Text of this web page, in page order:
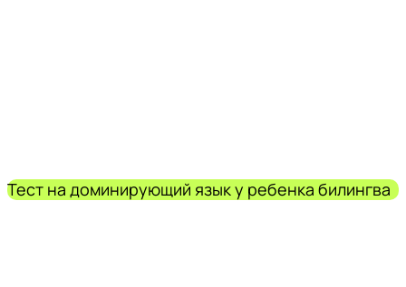
Тест на доминирующий язык у ребенка билингва